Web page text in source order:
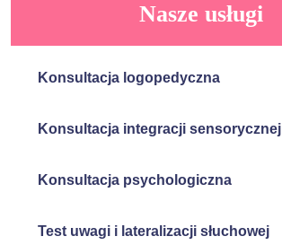
Nasze usługi
Konsultacja logopedyczna
Konsultacja integracji sensorycznej
Konsultacja psychologiczna
Test uwagi i lateralizacji słuchowej